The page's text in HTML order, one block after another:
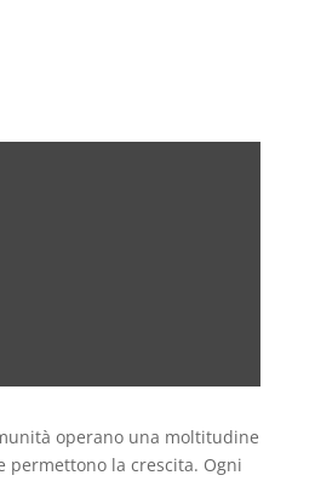
operano una moltitudine
permettono la crescita. Ogni